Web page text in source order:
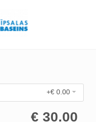
+€ 0.00
€ 30.00